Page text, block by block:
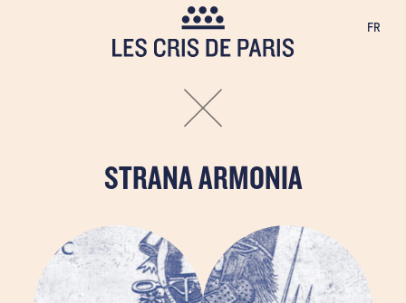
FR
STRANA ARMONIA